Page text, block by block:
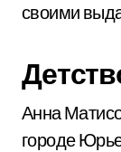
своими
Анна
городе